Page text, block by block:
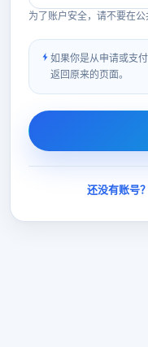
为了账户安全，请不要在公
如果你是从申请或支
返回原来的页面。
还没有账号